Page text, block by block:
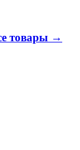
товары →